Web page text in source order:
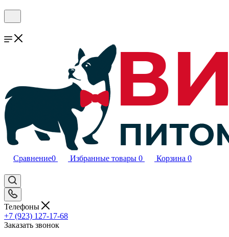
Сравнение0 Избранные товары 0 Корзина 0
Телефоны
+7 (923) 127-17-68
Заказать звонок